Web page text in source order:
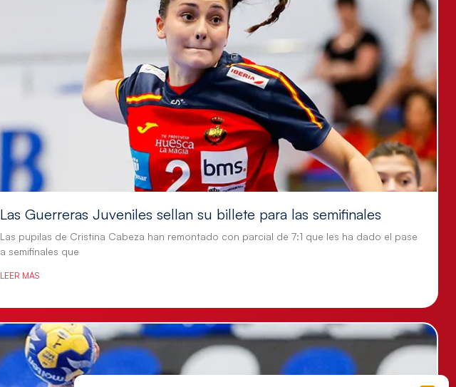
Las Guerreras Juveniles sellan su billete para las semifinales
Las pupilas de Cristina Cabeza han remontado con parcial de 7:1 que les ha dado el pase
a semifinales que
LEER MÁS